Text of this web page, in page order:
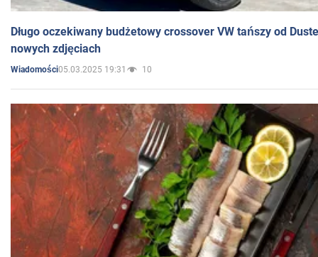
Długo oczekiwany budżetowy crossover VW tańszy od
nowych zdjęciach
Wiadomości05.03.2025 19:31 10